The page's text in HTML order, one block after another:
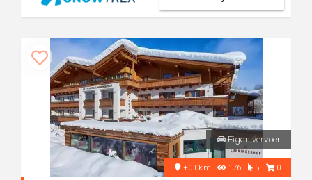
Eigen vervoer
+0.0km 176 5 0